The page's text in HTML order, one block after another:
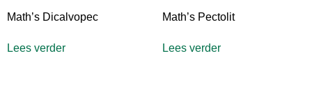
Math’s Dicalvopec
Lees verder
Math’s Pectolit
Lees verder